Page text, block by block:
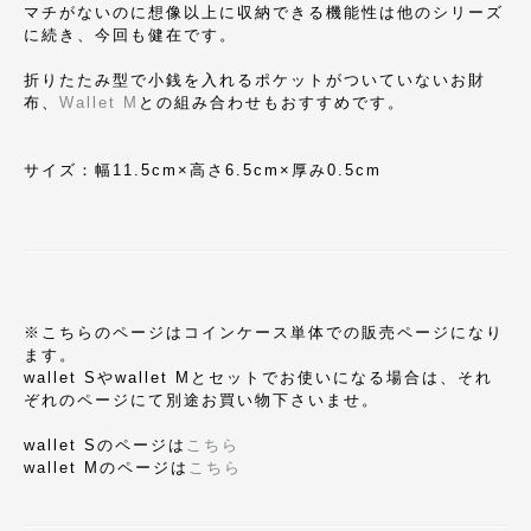
マチがないのに想像以上に収納できる機能性は他のシリーズ
に続き、今回も健在です。
折りたたみ型で小銭を入れるポケットがついていないお財
布、 Wallet M との組み合わせもおすすめです。
サイズ：幅11.5cm×高さ6.5cm×厚み0.5cm
※こちらのページはコインケース単体での販売ページになり
ます。
wallet Sやwallet Mとセットでお使いになる場合は、それ
ぞれのページにて別途お買い物下さいませ。
wallet Sのページは こちら
wallet Mのページは こちら